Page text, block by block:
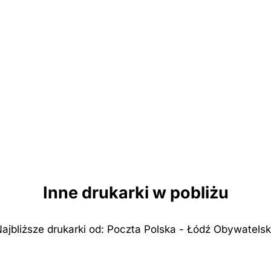
Inne drukarki w pobliżu
drukarki od: Poczta Polska - Łódź